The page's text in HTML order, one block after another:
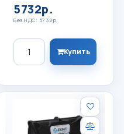
5732р.
Без НДС: 5732р.
Количество
Купить